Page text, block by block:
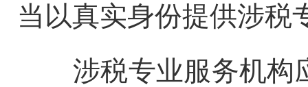
当以真实身份提供涉税
涉税专业服务机构